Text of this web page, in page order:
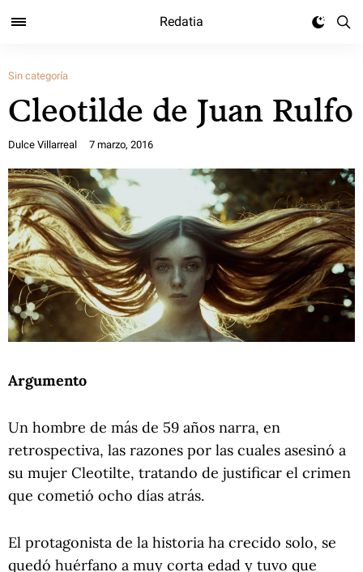
Redatia
Sin categoría
Cleotilde de Juan Rulfo
Dulce Villarreal 7 marzo, 2016
Argumento
Un hombre de más de 59 años narra, en
retrospectiva, las razones por las cuales asesinó a
su mujer Cleotilte, tratando de justificar el crimen
que cometió ocho días atrás.
El protagonista de la historia ha crecido solo, se
quedó huérfano a muy corta edad y tuvo que